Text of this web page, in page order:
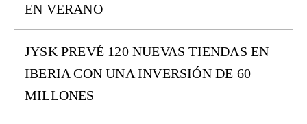
EN VERANO
JYSK PREVÉ 120 NUEVAS TIENDAS EN
IBERIA CON UNA INVERSIÓN DE 60
MILLONES